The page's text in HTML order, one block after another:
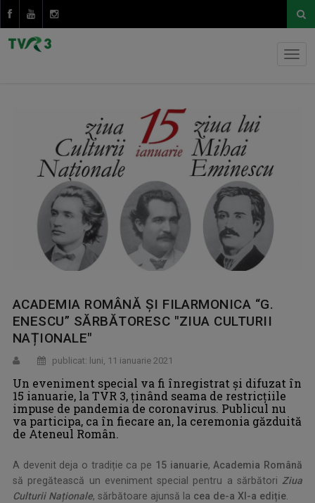
ACADEMIA ROMÂNĂ ȘI FILARMONICA “G.
ENESCU” SĂRBĂTORESC "ZIUA CULTURII
NAȚIONALE"
publicat: luni, 11 ianuarie 2021
Un eveniment special va fi înregistrat și difuzat în
15 ianuarie, la TVR 3, ținând seama de restricțiile
impuse de pandemia de coronavirus. Publicul nu
va participa, ca în fiecare an, la ceremonia găzduită
de Ateneul Român.
A devenit deja o tradiție ca pe 15 ianuarie,Academia Română
să pregătească un eveniment special pentru a sărbători Ziua
Culturii Naționale, sărbătoare ajunsă la cea de-a XI-a ediție.